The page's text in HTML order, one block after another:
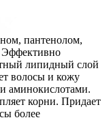
пантенолом,
Эффективно
липидный слой
волосы и кожу
аминокислотами.
корни. Придает
более